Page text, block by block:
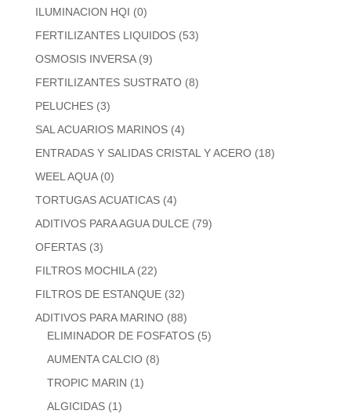
ILUMINACION HQI (0)
FERTILIZANTES LIQUIDOS (53)
OSMOSIS INVERSA (9)
FERTILIZANTES SUSTRATO (8)
PELUCHES (3)
SAL ACUARIOS MARINOS (4)
ENTRADAS Y SALIDAS CRISTAL Y ACERO (18)
WEEL AQUA (0)
TORTUGAS ACUATICAS (4)
ADITIVOS PARA AGUA DULCE (79)
OFERTAS (3)
FILTROS MOCHILA (22)
FILTROS DE ESTANQUE (32)
ADITIVOS PARA MARINO (88)
ELIMINADOR DE FOSFATOS (5)
AUMENTA CALCIO (8)
TROPIC MARIN (1)
ALGICIDAS (1)